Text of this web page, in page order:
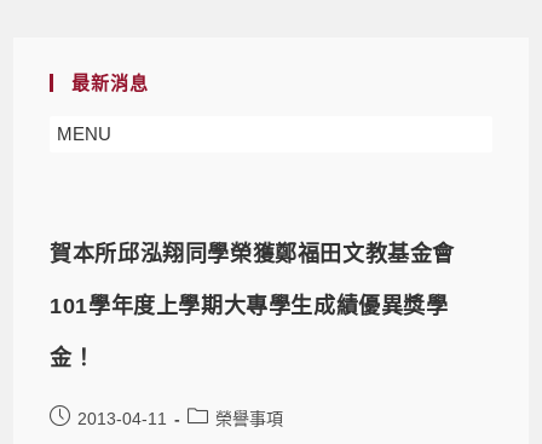
最新消息
MENU
賀本所邱泓翔同學榮獲鄭福田文教基金會
101學年度上學期大專學生成績優異獎學
金！
2013-04-11 榮譽事項